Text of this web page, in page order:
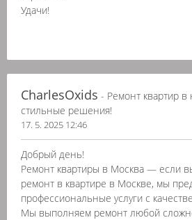
Удачи!
CharlesOxids - Ремонт квартир в
стильные решения!
17. 5. 2025 12:46
Добрый день!
Ремонт квартиры в Москва — если
ремонт в квартире в Москве, мы
профессиональные услуги с
Мы выполняем ремонт любой